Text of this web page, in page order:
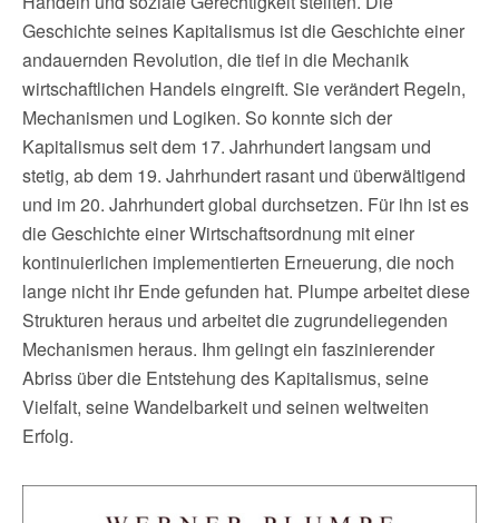
Geschichte seines Kapitalismus ist die Geschichte einer
andauernden Revolution, die tief in die Mechanik
wirtschaftlichen Handels eingreift. Sie verändert Regeln,
Mechanismen und Logiken. So konnte sich der
Kapitalismus seit dem 17. Jahrhundert langsam und
stetig, ab dem 19. Jahrhundert rasant und überwältigend
und im 20. Jahrhundert global durchsetzen. Für ihn ist es
die Geschichte einer Wirtschaftsordnung mit einer
kontinuierlichen implementierten Erneuerung, die noch
lange nicht ihr Ende gefunden hat. Plumpe arbeitet diese
Strukturen heraus und arbeitet die zugrundeliegenden
Mechanismen heraus. Ihm gelingt ein faszinierender
Abriss über die Entstehung des Kapitalismus, seine
Vielfalt, seine Wandelbarkeit und seinen weltweiten
Erfolg.